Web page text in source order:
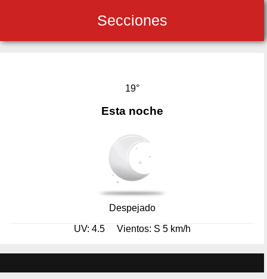
Secciones
19°
Esta noche
Despejado
UV: 4.5 Vientos: S 5 km/h